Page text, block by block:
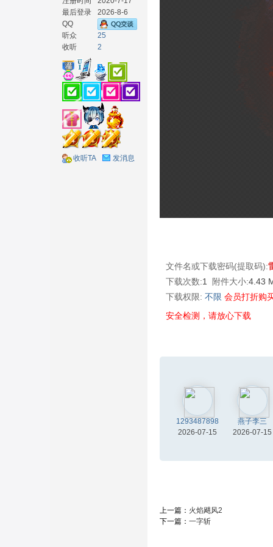
最后登录
2026-8-6
QQ
听众
25
收听
2
收听TA 发消息
文件名或下载密码(提取码):
下载次数:1 附件大小:4.43
下载权限: 不限 会员打折购
安全检测，请放心下载
1293487898
2026-07-15
燕子李三
2026-07-15
上一篇： 火焰飓风2
下一篇： 一字斩